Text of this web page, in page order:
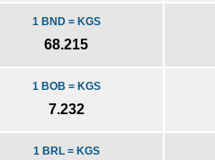
1 BND = KGS
68.215
1 BOB = KGS
7.232
1 BRL = KGS